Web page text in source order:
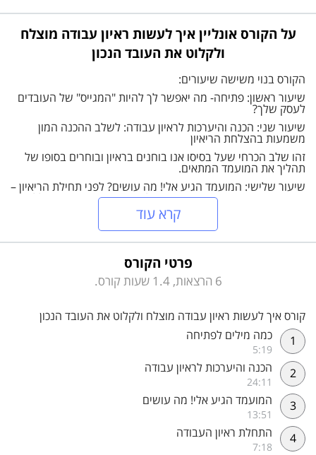
על הקורס אונליין איך לעשות ראיון עבודה מוצלח
ולקלוט את העובד הנכון
הקורס בנוי משישה שיעורים:
שיעור ראשון: פתיחה- מה יאפשר לך להיות "המגייס" של העובדים
לעסק שלך?
שיעור שני: הכנה והיערכות לראיון עבודה: לשלב ההכנה המון
משמעות בהצלחת הריאיון
זהו שלב הכרחי שעל בסיסו אנו בוחנים בראיון ובוחרים בסופו של
תהליך את המועמד המתאים.
שיעור שלישי: המועמד הגיע אלי! מה עושים? לפני תחילת הריאיון –
איך מכינים את האווירה המתאימה לקראת הריאיון ומה ניתן ללמוד
על המרואיין לפני הריאיון עצמו
שיעור רביעי: התחלת ראיון העבודה ומהלכו: הקו המנחה שלנו
בראיון הוא למצוא את האדם המתאים לדרישות התפקיד, לכן צריך
שיעור חמישי: ראיון עבודה- שלבים וטכניקות : בניית הריאיון שלב
אחרי שלב ומה הטכניקות שעוזרות לנו לתהות על קנקנו של
שיעור שישי: איך להעריך התאמה, לבחור נכון ולקבל החלטה על
העובד המתאים. איך קובעים בסופו של דבר מכל המידע שאספנו
את "הציון" של המועמד ואיך בוחרים מכל המועמדים את המתאים
ביותר והטוב לנו ביותר
קרא עוד
פרטי הקורס
6 הרצאות, 1.4 שעות קורס.
קורס איך לעשות ראיון עבודה מוצלח ולקלוט את העובד הנכון
1
כמה מילים לפתיחה
5:19
2 הכנה והיערכות לראיון עבודה
24:11
3 המועמד הגיע אלי! מה עושים
13:51
4 התחלת ראיון העבודה
7:18